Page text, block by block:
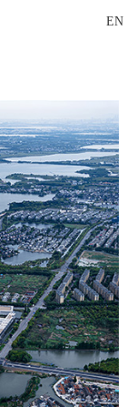
EN